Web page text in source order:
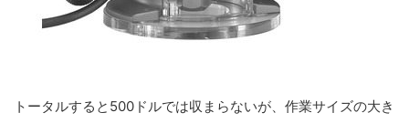
トータルすると500ドルでは収まらないが、作業サイズの大き